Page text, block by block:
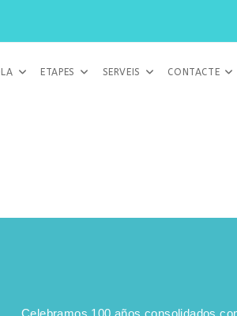
ETAPES SERVEIS CONTACTE
Celebramos 100 años consolidados